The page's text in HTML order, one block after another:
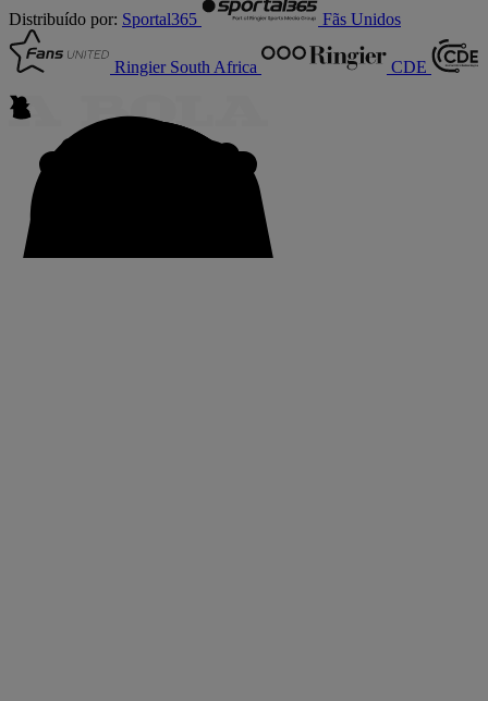
Distribuído por: Sportal365 Fãs Unidos
Ringier South Africa CDE